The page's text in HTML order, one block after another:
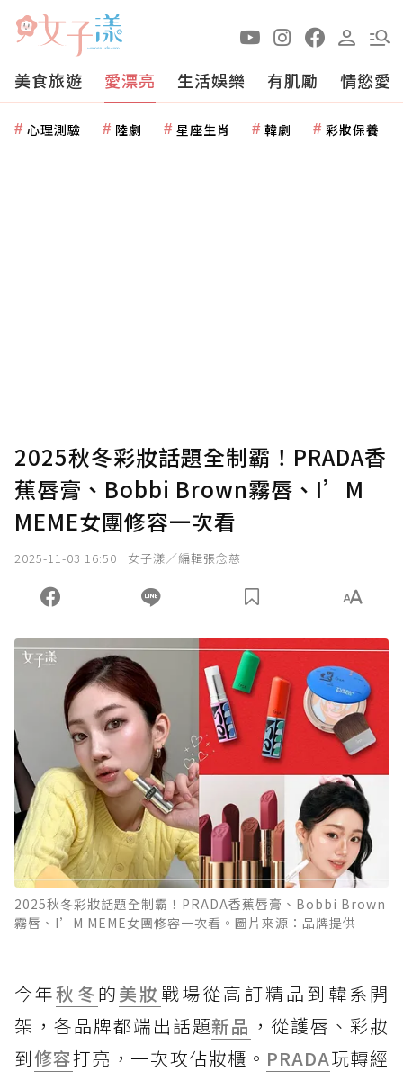
美食旅遊 愛漂亮 生活娛樂 有肌勵 情慾愛
心理測驗 陸劇 星座生肖 韓劇 彩妝保養
2025秋冬彩妝話題全制霸！PRADA香
蕉唇膏、Bobbi Brown霧唇、I’M
MEME女團修容一次看
2025-11-03 16:50 女子漾／編輯張念慈
2025秋冬彩妝話題全制霸！PRADA香蕉唇膏、Bobbi Brown
霧唇、I’M MEME女團修容一次看。圖片來源：品牌提供
今年秋冬的美妝 戰場從高訂精品到韓系開
架，各品牌都端出話題新品 ，從護唇、彩妝
到修容打亮，一次攻佔妝櫃。 PRADA玩轉經